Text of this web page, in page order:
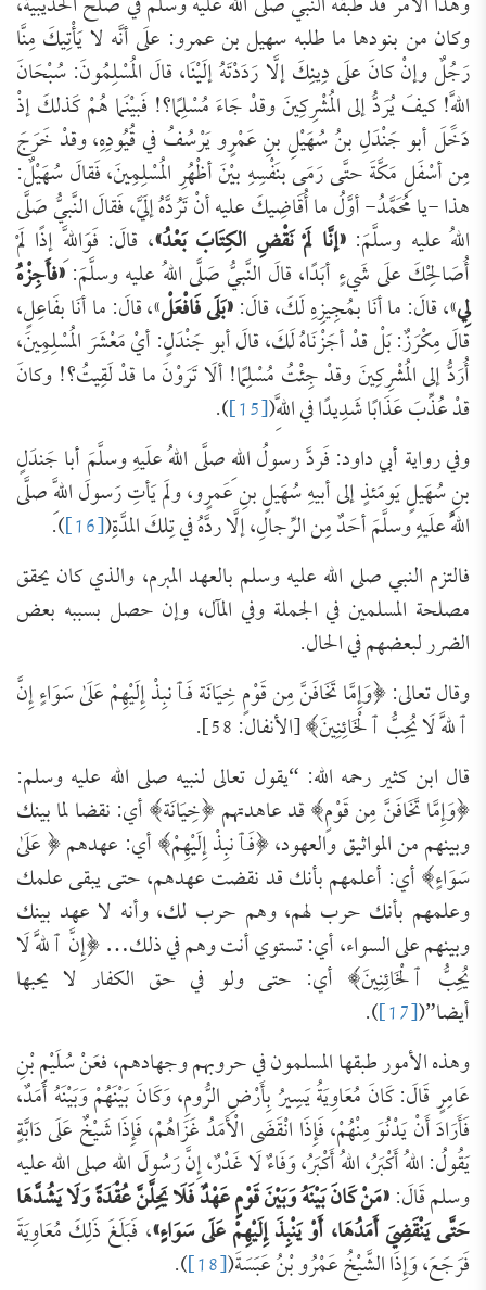
وكان من بنودها ما طلبه سهيل بن عمرو: علَى أنَّه لا يَأْتِيكَ مِنَّا
رَجُلٌ وإنْ كانَ علَى دِينِكَ إلَّا رَدَدْتَهُ إلَيْنَا، قالَ المُسْلِمُونَ: سُبْحَانَ
اللَّهِ! كيفَ يُرَدُّ إلى المُشْرِكِينَ وقدْ جَاءَ مُسْلِمًا؟! فَبيْنَما هُمْ كَذلكَ إذْ
دَخَلَ أبو جَنْدَلِ بنُ سُهَيْلِ بنِ عَمْرٍو يَرْسُفُ في قُيُودِهِ، وقدْ خَرَجَ
مِن أسْفَلِ مَكَّةَ حتَّى رَمَى بنَفْسِهِ بيْنَ أظْهُرِ المُسْلِمِينَ، فَقالَ سُهَيْلٌ:
هذا -يا مُحَمَّدُ- أوَّلُ ما أُقَاضِيكَ عليه أنْ تَرُدَّهُ إلَيَّ، فَقالَ النَّبيُّ صَلَّى
اللهُ عليه وسلَّمَ:«إنَّا لَمْ نَقْضِ الكِتَابَ بَعْدُ»، قالَ: فَوَاللَّهِ إذًا لَمْ
أُصَالِحْكَ علَى شَيءٍ أبَدًا، قالَ النَّبيُّ صَلَّى اللهُ عليه وسلَّمَ:«فأَجِزْهُ
لِي»، قالَ: ما أنَا بمُجِيزِهِ لَكَ، قالَ:«بَلَى فَافْعَلْ»، قالَ: ما أنَا بفَاعِلٍ،
قالَ مِكْرَزٌ: بَلْ قدْ أجَزْنَاهُ لَكَ، قالَ أبو جَنْدَلٍ: أيْ مَعْشَرَ المُسْلِمِينَ،
أُرَدُّ إلى المُشْرِكِينَ وقدْ جِئْتُ مُسْلِمًا! ألَا تَرَوْنَ ما قدْ لَقِيتُ؟! وكانَ
قدْ عُذِّبَ عَذَابًا شَدِيدًا في اللَّهِ([15]
).
وفي رواية أبي داود: فَردَّ رسولُ اللهِ صلَّى اللهُ علَيهِ وسلَّمَ أبا جَندَلٍ
بنِ سُهَيلٍ يَومَئذٍ إلى أبيهِ سُهَيلٍ بنِ عَمرٍو، ولَم يَأتِ رَسولَ اللَّهِ صلَّى
اللَّهُ علَيهِ وسلَّمَ أحَدٌ مِن الرِّجالِ، إلَّا ردَّهُ في تِلكَ المدَّةِ([16]
).
فالتزم النبي صلى الله عليه وسلم بالعهد المبرم، والذي كان يحقق
مصلحة المسلمين في الجملة وفي المآل، وإن حصل بسببه بعض
الضرر لبعضهم في الحال.
وقال تعالى: ﴿وَإِمَّا تَخَافَنَّ مِن قَوْمٍ ‌خِيَانَة فَٱنبِذْ إِلَيْهِمْ عَلَىٰ سَوَاءٍ إِنَّ
ٱللَّهَ لَا يُحِبُّ ٱلْخَائِنِينَ﴾ [الأنفال: 58].
قال ابن كثير رحمه الله: “يقول تعالى لنبيه صلى الله عليه وسلم:
﴿وَإِمَّا تَخَافَنَّ مِن قَوْمٍ﴾ قد عاهدتهم ‌﴿خِيَانَة﴾ أي: نقضا لما بينك
وبينهم من المواثيق والعهود، ﴿فَٱنبِذْ إِلَيْهِمْ﴾ أي: عهدهم ﴿ عَلَىٰ
سَوَاءٍ﴾ أي: أعلمهم بأنك قد نقضت عهدهم، حتى يبقى علمك
وعلمهم بأنك حرب لهم، وهم حرب لك، وأنه لا عهد بينك
وبينهم على السواء، أي: تستوي أنت وهم في ذلك… ﴿إِنَّ ٱللَّهَ لَا
يُحِبُّ ٱلْخَائِنِينَ﴾ أي: حتى ولو في حق الكفار لا يحبها
أيضا”([17]
).
وهذه الأمور طبقها المسلمون في حروبهم وجهادهم، فعَنْ سُلَيْمِ بْنِ
عَامِرٍ قَالَ: كَانَ مُعَاوِيَةُ يَسِيرُ بِأَرْضِ الرُّومِ، وَكَانَ بَيْنَهُمْ وَبَيْنَهُ أَمَدٌ،
فَأَرَادَ أَنْ يَدْنُوَ مِنْهُمْ، فَإِذَا انْقَضَى الْأَمَدُ غَزَاهُمْ، فَإِذَا شَيْخٌ عَلَى دَابَّةٍ
يَقُولُ: اللهُ أَكْبَرُ، اللهُ أَكْبَرُ، وَفَاءٌ لَا غَدْرٌ، إِنَّ رَسُولَ اللهِ صلى الله عليه
وسلم قَالَ:«مَنْ كَانَ بَيْنَهُ وَبَيْنَ قَوْمٍ عَهْدٌ فَلَا يَحِلَّنَّ عُقْدَةً وَلَا يَشُدَّهَا
حَتَّى يَنْقَضِيَ أَمَدُهَا، أَوْ يَنْبِذَ إِلَيْهِمْ عَلَى سَوَاءٍ»، فَبَلَغَ ذَلِكَ مُعَاوِيَةَ
فَرَجَعَ، وَإِذَا الشَّيْخُ عَمْرُو بْنُ عَبَسَةَ([18]
).